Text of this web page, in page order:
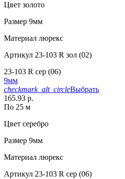
Цвет золото
Размер 9мм
Материал люрекс
Артикул 23-103 R зол (02)
23-103 R сер (06)
9мм
checkmark_alt_circleВыбрать
165.93 р.
По 25 м
Цвет серебро
Размер 9мм
Материал люрекс
Артикул 23-103 R сер (06)